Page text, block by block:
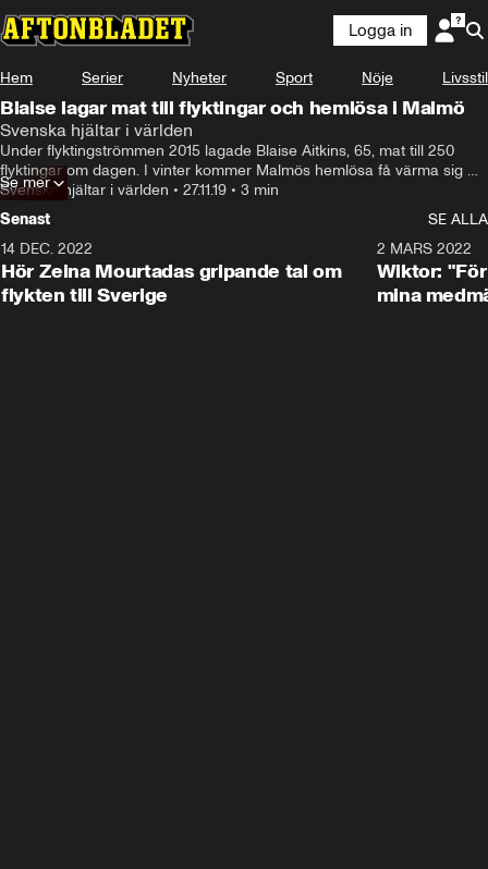
Logga in
Hem Serier Nyheter Sport Nöje Livsstil
Blaise lagar mat till flyktingar och hemlösa i Malmö
Svenska hjältar i världen
Under flyktingströmmen 2015 lagade Blaise Aitkins, 65, mat till 250
flyktingar om dagen. I vinter kommer Malmös hemlösa få värma sig
med hans centralafrikanska maträtter. Matlagning är Aitkins sätt att
försöka göra världen lite bättre.
Svenska hjältar i världen • 27.11.19 • 3 min
Se mer
Senast
SE ALLA
14 DEC. 2022
Hör Zeina Mourtadas gripande tal om
flykten till Sverige
2 MARS 2022
Wiktor:
mina